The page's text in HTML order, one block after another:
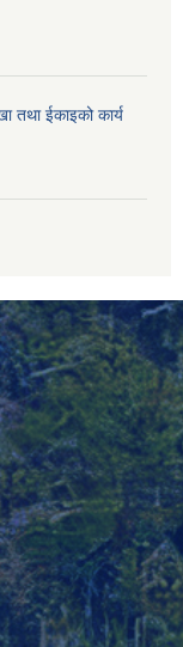
तथा ईकाइको कार्य